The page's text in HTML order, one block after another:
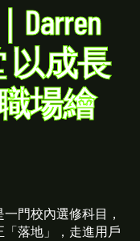
Darren
以成長
場繪
門校內選修科目，
落地」，走進用戶